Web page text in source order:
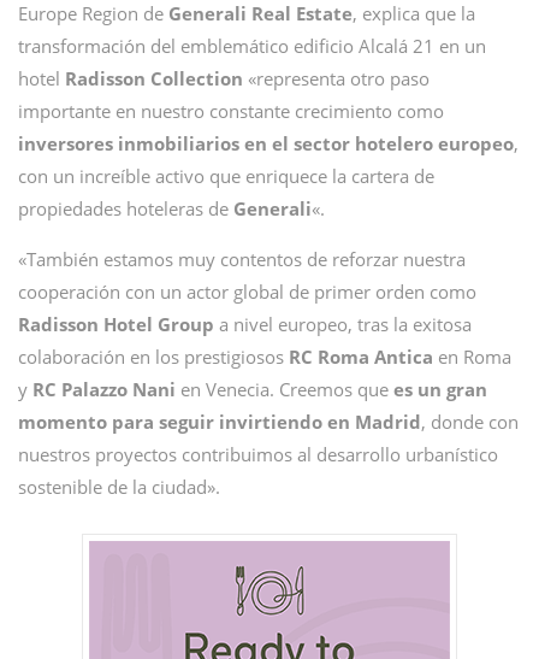
Europe Region de Generali Real Estate, explica que la
transformación del emblemático edificio Alcalá 21 en un
hotel Radisson Collection «representa otro paso
importante en nuestro constante crecimiento como
inversores inmobiliarios en el sector hotelero europeo,
con un increíble activo que enriquece la cartera de
propiedades hoteleras de Generali«.
«También estamos muy contentos de reforzar nuestra
cooperación con un actor global de primer orden como
Radisson Hotel Group a nivel europeo, tras la exitosa
colaboración en los prestigiosos RC Roma Antica en Roma
y RC Palazzo Nani en Venecia. Creemos que es un gran
momento para seguir invirtiendo en Madrid, donde con
nuestros proyectos contribuimos al desarrollo urbanístico
sostenible de la ciudad».